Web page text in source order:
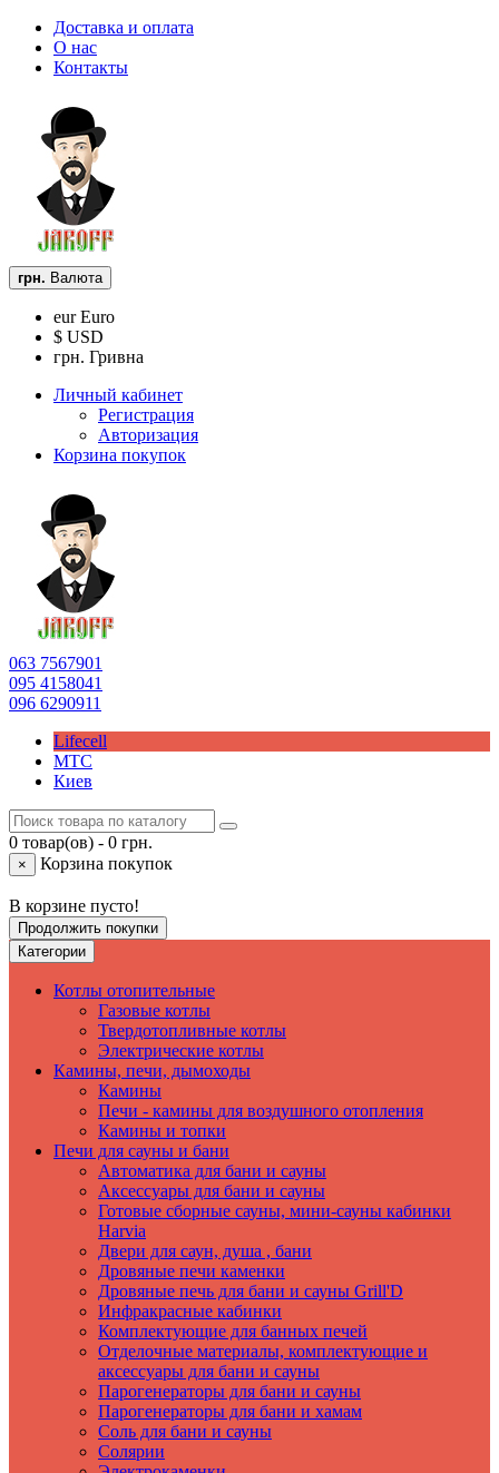
Доставка и оплата
О нас
Контакты
грн. Валюта
eur Euro
$ USD
грн. Гривна
Личный кабинет
Регистрация
Авторизация
Корзина покупок
063 7567901
095 4158041
096 6290911
Lifecell
МТС
Киев
0 товар(ов) - 0 грн.
× Корзина покупок
В корзине пусто!
Продолжить покупки
Категории
Котлы отопительные
Газовые котлы
Твердотопливные котлы
Электрические котлы
Камины, печи, дымоходы
Камины
Печи - камины для воздушного отопления
Камины и топки
Печи для сауны и бани
Автоматика для бани и сауны
Аксессуары для бани и сауны
Готовые сборные сауны, мини-сауны кабинки
Harvia
Двери для саун, душа , бани
Дровяные печи каменки
Дровяные печь для бани и сауны Grill'D
Инфракрасные кабинки
Комплектующие для банных печей
Отделочные материалы, комплектующие и
аксессуары для бани и сауны
Парогенераторы для бани и сауны
Парогенераторы для бани и хамам
Соль для бани и сауны
Солярии